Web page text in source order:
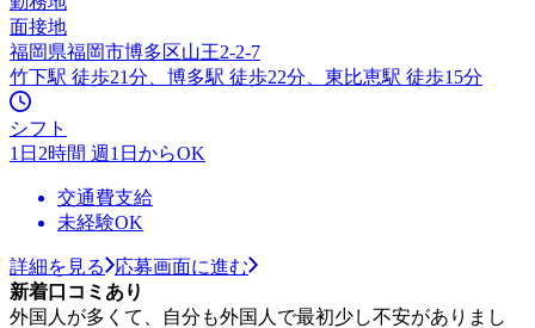
面接地
福岡県福岡市博多区山王2-2-7
竹下駅 徒歩21分、博多駅 徒歩22分、東比恵駅 徒歩15分
シフト
1日2時間 週1日からOK
交通費支給
未経験OK
詳細を見る
応募画面に進む
新着口コミあり
外国人が多くて、自分も外国人で最初少し不安がありまし